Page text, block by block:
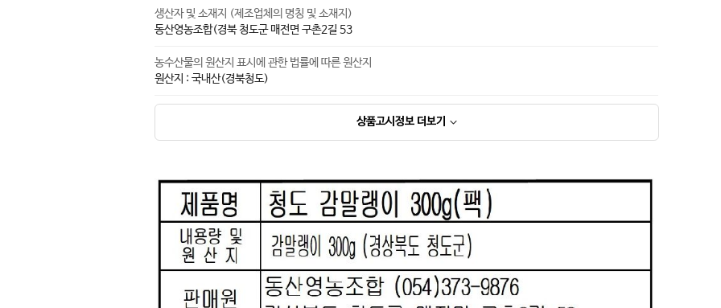
생산자 및 소재지 (제조업체의 명칭 및 소재지)
동산영농조합(경북 청도군 매전면 구촌2길 53
농수산물의 원산지 표시에 관한 법률에 따른 원산지
원산지 : 국내산(경북청도)
상품고시정보 더보기